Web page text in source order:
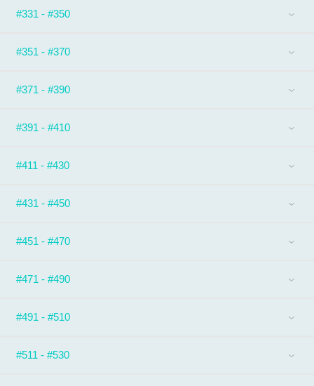
#331 - #350
#351 - #370
#371 - #390
#391 - #410
#411 - #430
#431 - #450
#451 - #470
#471 - #490
#491 - #510
#511 - #530